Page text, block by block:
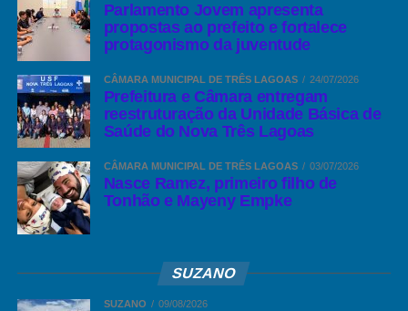
Parlamento Jovem apresenta
propostas ao prefeito e fortalece
protagonismo da juventude
CÂMARA MUNICIPAL DE TRÊS LAGOAS 24/07/2026
Prefeitura e Câmara entregam
reestruturação da Unidade Básica de
Saúde do Nova Três Lagoas
CÂMARA MUNICIPAL DE TRÊS LAGOAS 03/07/2026
Nasce Ramez, primeiro filho de
Tonhão e Mayeny Empke
SUZANO
SUZANO 09/08/2026